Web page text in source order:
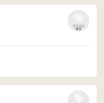
リストに
保存